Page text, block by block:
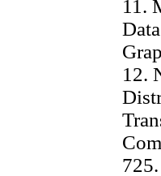
11.
12.
725.